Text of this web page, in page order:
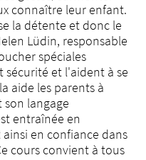
connaître leur enfant.
la détente et donc le
Lüdin, responsable
spéciales
et l'aident à se
aide les parents à
langage
entraînée en
en confiance dans
cours convient à tous